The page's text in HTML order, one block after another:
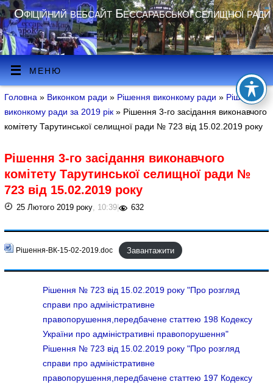
Офіційний вебсайт Бессарабської селищної ради
МЕНЮ
Головна » Виконком ради» Рішення виконкому ради» Рішення
виконкому ради за 2019 рік» Рішення 3-го засідання виконавчого
комітету Тарутинської селищної ради № 723 від 15.02.2019 року
Рішення 3-го засідання виконавчого
комітету Тарутинської селищної ради №
723 від 15.02.2019 року
25 Лютого 2019 року, 10:39| 632
Рішення-ВК-15-02-2019.doc Завантажити
Рішення № 723 від 15.02.2019 року "Про розгляд
справи про адміністративне
правопорушення,передбачене статтею 198 Кодексу
України про адміністративні правопорушення"
Рішення № 723 від 15.02.2019 року "Про розгляд
справи про адміністративне
правопорушення,передбачене статтею 197 Кодексу